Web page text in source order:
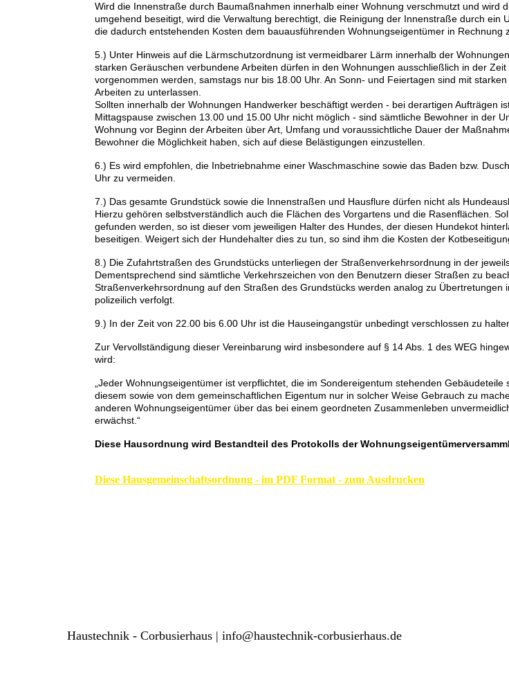
Wird die Innenstraße durch Baumaßnahmen innerhalb einer Wohnung verschmutzt und wird
umgehend beseitigt, wird die Verwaltung berechtigt, die Reinigung der Innenstraße durch ein
die dadurch entstehenden Kosten dem bauausführenden Wohnungseigentümer in Rechnung
5.) Unter Hinweis auf die Lärmschutzordnung ist vermeidbarer Lärm innerhalb der
starken Geräuschen verbundene Arbeiten dürfen in den Wohnungen ausschließlich in der
vorgenommen werden, samstags nur bis 18.00 Uhr. An Sonn- und Feiertagen sind mit
Arbeiten zu unterlassen.
Sollten innerhalb der Wohnungen Handwerker beschäftigt werden - bei derartigen Aufträgen
Mittagspause zwischen 13.00 und 15.00 Uhr nicht möglich - sind sämtliche Bewohner in der
Wohnung vor Beginn der Arbeiten über Art, Umfang und voraussichtliche Dauer der
Bewohner die Möglichkeit haben, sich auf diese Belästigungen einzustellen.
6.) Es wird empfohlen, die Inbetriebnahme einer Waschmaschine sowie das Baden bzw.
Uhr zu vermeiden.
7.) Das gesamte Grundstück sowie die Innenstraßen und Hausflure dürfen nicht als
Hierzu gehören selbstverständlich auch die Flächen des Vorgartens und die Rasenflächen.
gefunden werden, so ist dieser vom jeweiligen Halter des Hundes, der diesen Hundekot
beseitigen. Weigert sich der Hundehalter dies zu tun, so sind ihm die Kosten der
8.) Die Zufahrtstraßen des Grundstücks unterliegen der Straßenverkehrsordnung in der
Dementsprechend sind sämtliche Verkehrszeichen von den Benutzern dieser Straßen zu
Straßenverkehrsordnung auf den Straßen des Grundstücks werden analog zu Übertretungen
polizeilich verfolgt.
9.) In der Zeit von 22.00 bis 6.00 Uhr ist die Hauseingangstür unbedingt verschlossen zu
Zur Vervollständigung dieser Vereinbarung wird insbesondere auf § 14 Abs. 1 des WEG
wird:
„Jeder Wohnungseigentümer ist verpflichtet, die im Sondereigentum stehenden Gebäudeteile
diesem sowie von dem gemeinschaftlichen Eigentum nur in solcher Weise Gebrauch zu
anderen Wohnungseigentümer über das bei einem geordneten Zusammenleben
erwächst.“
Diese Hausordnung wird Bestandteil des Protokolls der
Diese Hausgemeinschaftsordnung - im PDF Format - zum Ausdrucken
Haustechnik - Corbusierhaus | info@haustechnik-corbusierhaus.de